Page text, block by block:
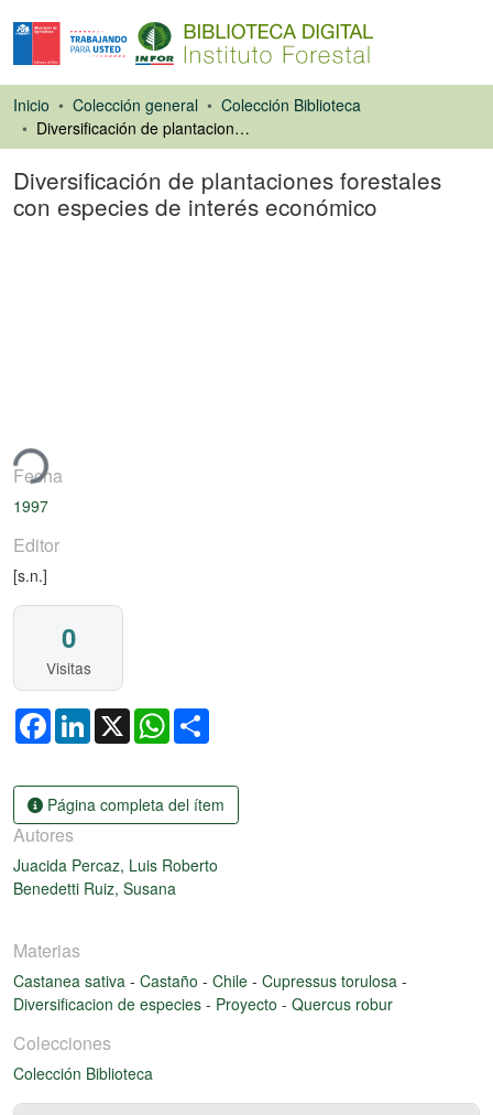
Inicio Colección general
Colección Biblioteca
Diversificación de plantaciones forestales con especies de interés económico
Diversificación de plantaciones forestales
con especies de interés económico
Fecha
1997
Editor
[s.n.]
0
Visitas
FacebookLinkedIn
X WhatsApp
Página completa del ítem
Autores
Juacida Percaz, Luis Roberto
Benedetti Ruiz, Susana
Materias
Castanea sativa - Castaño - Chile - Cupressus torulosa -
Diversificacion de especies - Proyecto - Quercus robur
Colecciones
Colección Biblioteca